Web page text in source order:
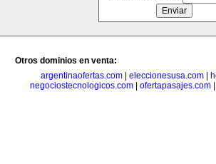
Otros dominios en venta:
argentinaofertas.com| eleccionesusa.com|
negociostecnologicos.com
ofertapasajes.com